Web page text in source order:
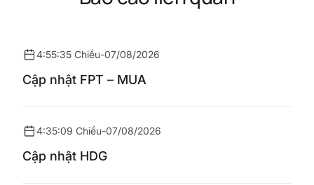
4:55:35 Chiều-07/08/2026
Cập nhật FPT – MUA
4:35:09 Chiều-07/08/2026
Cập nhật HDG